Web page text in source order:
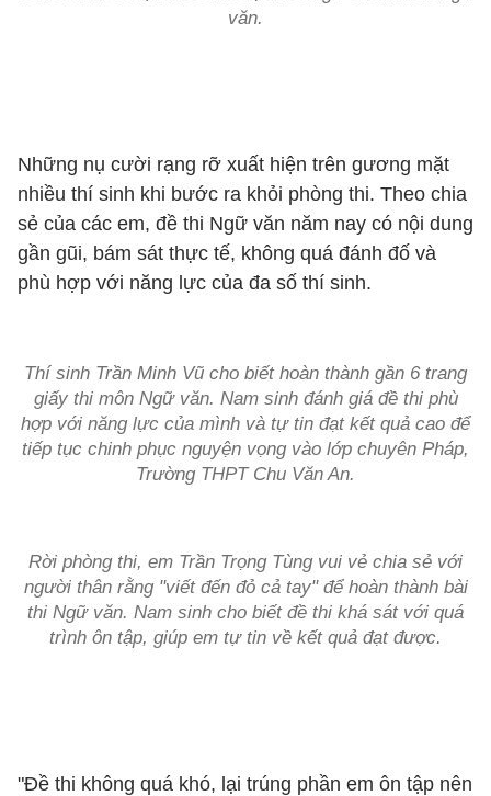
văn.
Những nụ cười rạng rỡ xuất hiện trên gương mặt
nhiều thí sinh khi bước ra khỏi phòng thi. Theo chia
sẻ của các em, đề thi Ngữ văn năm nay có nội dung
gần gũi, bám sát thực tế, không quá đánh đố và
phù hợp với năng lực của đa số thí sinh.
Thí sinh Trần Minh Vũ cho biết hoàn thành gần 6 trang
giấy thi môn Ngữ văn. Nam sinh đánh giá đề thi phù
hợp với năng lực của mình và tự tin đạt kết quả cao để
tiếp tục chinh phục nguyện vọng vào lớp chuyên Pháp,
Trường THPT Chu Văn An.
Rời phòng thi, em Trần Trọng Tùng vui vẻ chia sẻ với
người thân rằng "viết đến đỏ cả tay" để hoàn thành bài
thi Ngữ văn. Nam sinh cho biết đề thi khá sát với quá
trình ôn tập, giúp em tự tin về kết quả đạt được.
"Đề thi không quá khó, lại trúng phần em ôn tập nên